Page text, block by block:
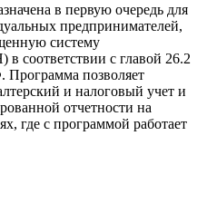
в первую очередь для
предпринимателей,
систему
соответствии с главой 26.2
Программа позволяет
и налоговый учет и
отчетности на
где с программой работает